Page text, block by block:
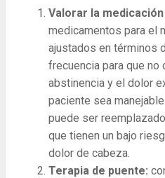
Valorar la
medicamentos para el
ajustados en términos
frecuencia para que no
abstinencia y el dolor
paciente sea
puede ser
que tienen un bajo
dolor de cabeza.
Terapia de puente: